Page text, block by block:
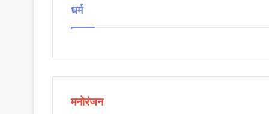
धर्म
मनोरंजन